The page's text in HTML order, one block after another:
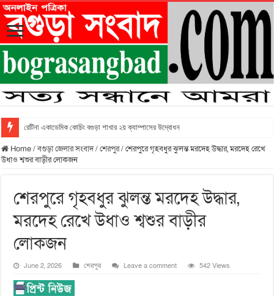
রেটিনা একাডেমিক কোচিং বগুড়া শাখার ২য় ক্যাম্পাসের উদ্বোধন
Home/বগুড়া জেলার সংবাদ/শেরপুর/শেরপুরে গৃহবধুর ঝুলন্ত মরদেহ উদ্ধার, মরদেহ রেখে
উধাও শ্বশুর বাড়ীর লোকজন
শেরপুরে গৃহবধুর ঝুলন্ত মরদেহ উদ্ধার,
মরদেহ রেখে উধাও শ্বশুর বাড়ীর
লোকজন
June 2, 2026 শেরপুর Leave a comment 542 Views